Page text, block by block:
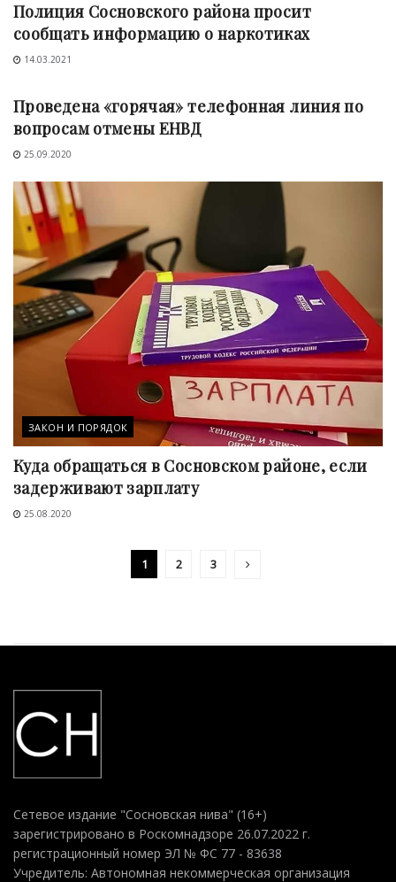
Полиция Сосновского района просит
сообщать информацию о наркотиках
14.03.2021
Проведена «горячая» телефонная линия по
вопросам отмены ЕНВД
25.09.2020
ЗАКОН И ПОРЯДОК
Куда обращаться в Сосновском районе, если
задерживают зарплату
25.08.2020
1 2 3
Сетевое издание "Сосновская нива" (16+)
зарегистрировано в Роскомнадзоре 26.07.2022 г.
регистрационный номер ЭЛ № ФС 77 - 83638
Учредитель: Автономная некоммерческая организация